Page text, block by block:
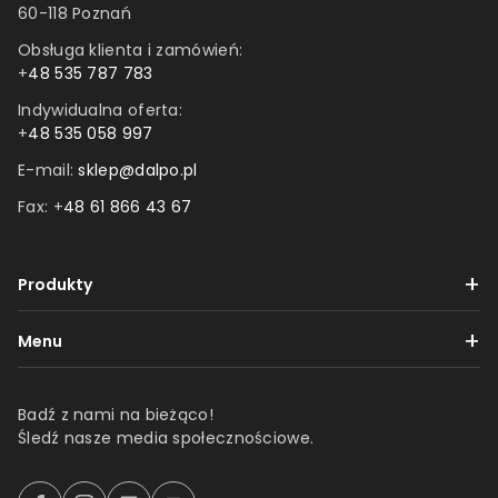
60-118 Poznań
Obsługa klienta i zamówień:
+48 535 787 783
Indywidualna oferta:
+48 535 058 997
E-mail:sklep@dalpo.pl
Fax: +48 61 866 43 67
Produkty
Etykiety
Folie
Produkty z nadrukiem
Menu
Reklamacje i zwroty
Badź z nami na bieżąco!
Śledź nasze media społecznościowe.